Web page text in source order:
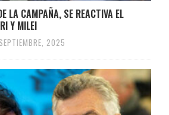
LA CAMPAÑA, SE REACTIVA EL
Y MILEI
2025